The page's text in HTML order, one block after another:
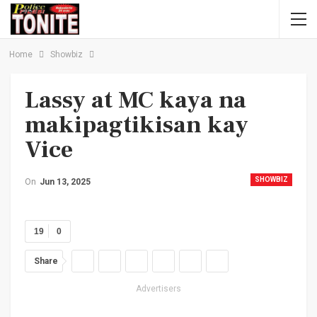
Home Showbiz
Lassy at MC kaya na
makipagtikisan kay
Vice
SHOWBIZ
On Jun 13, 2025
0
19
Share
Advertisers